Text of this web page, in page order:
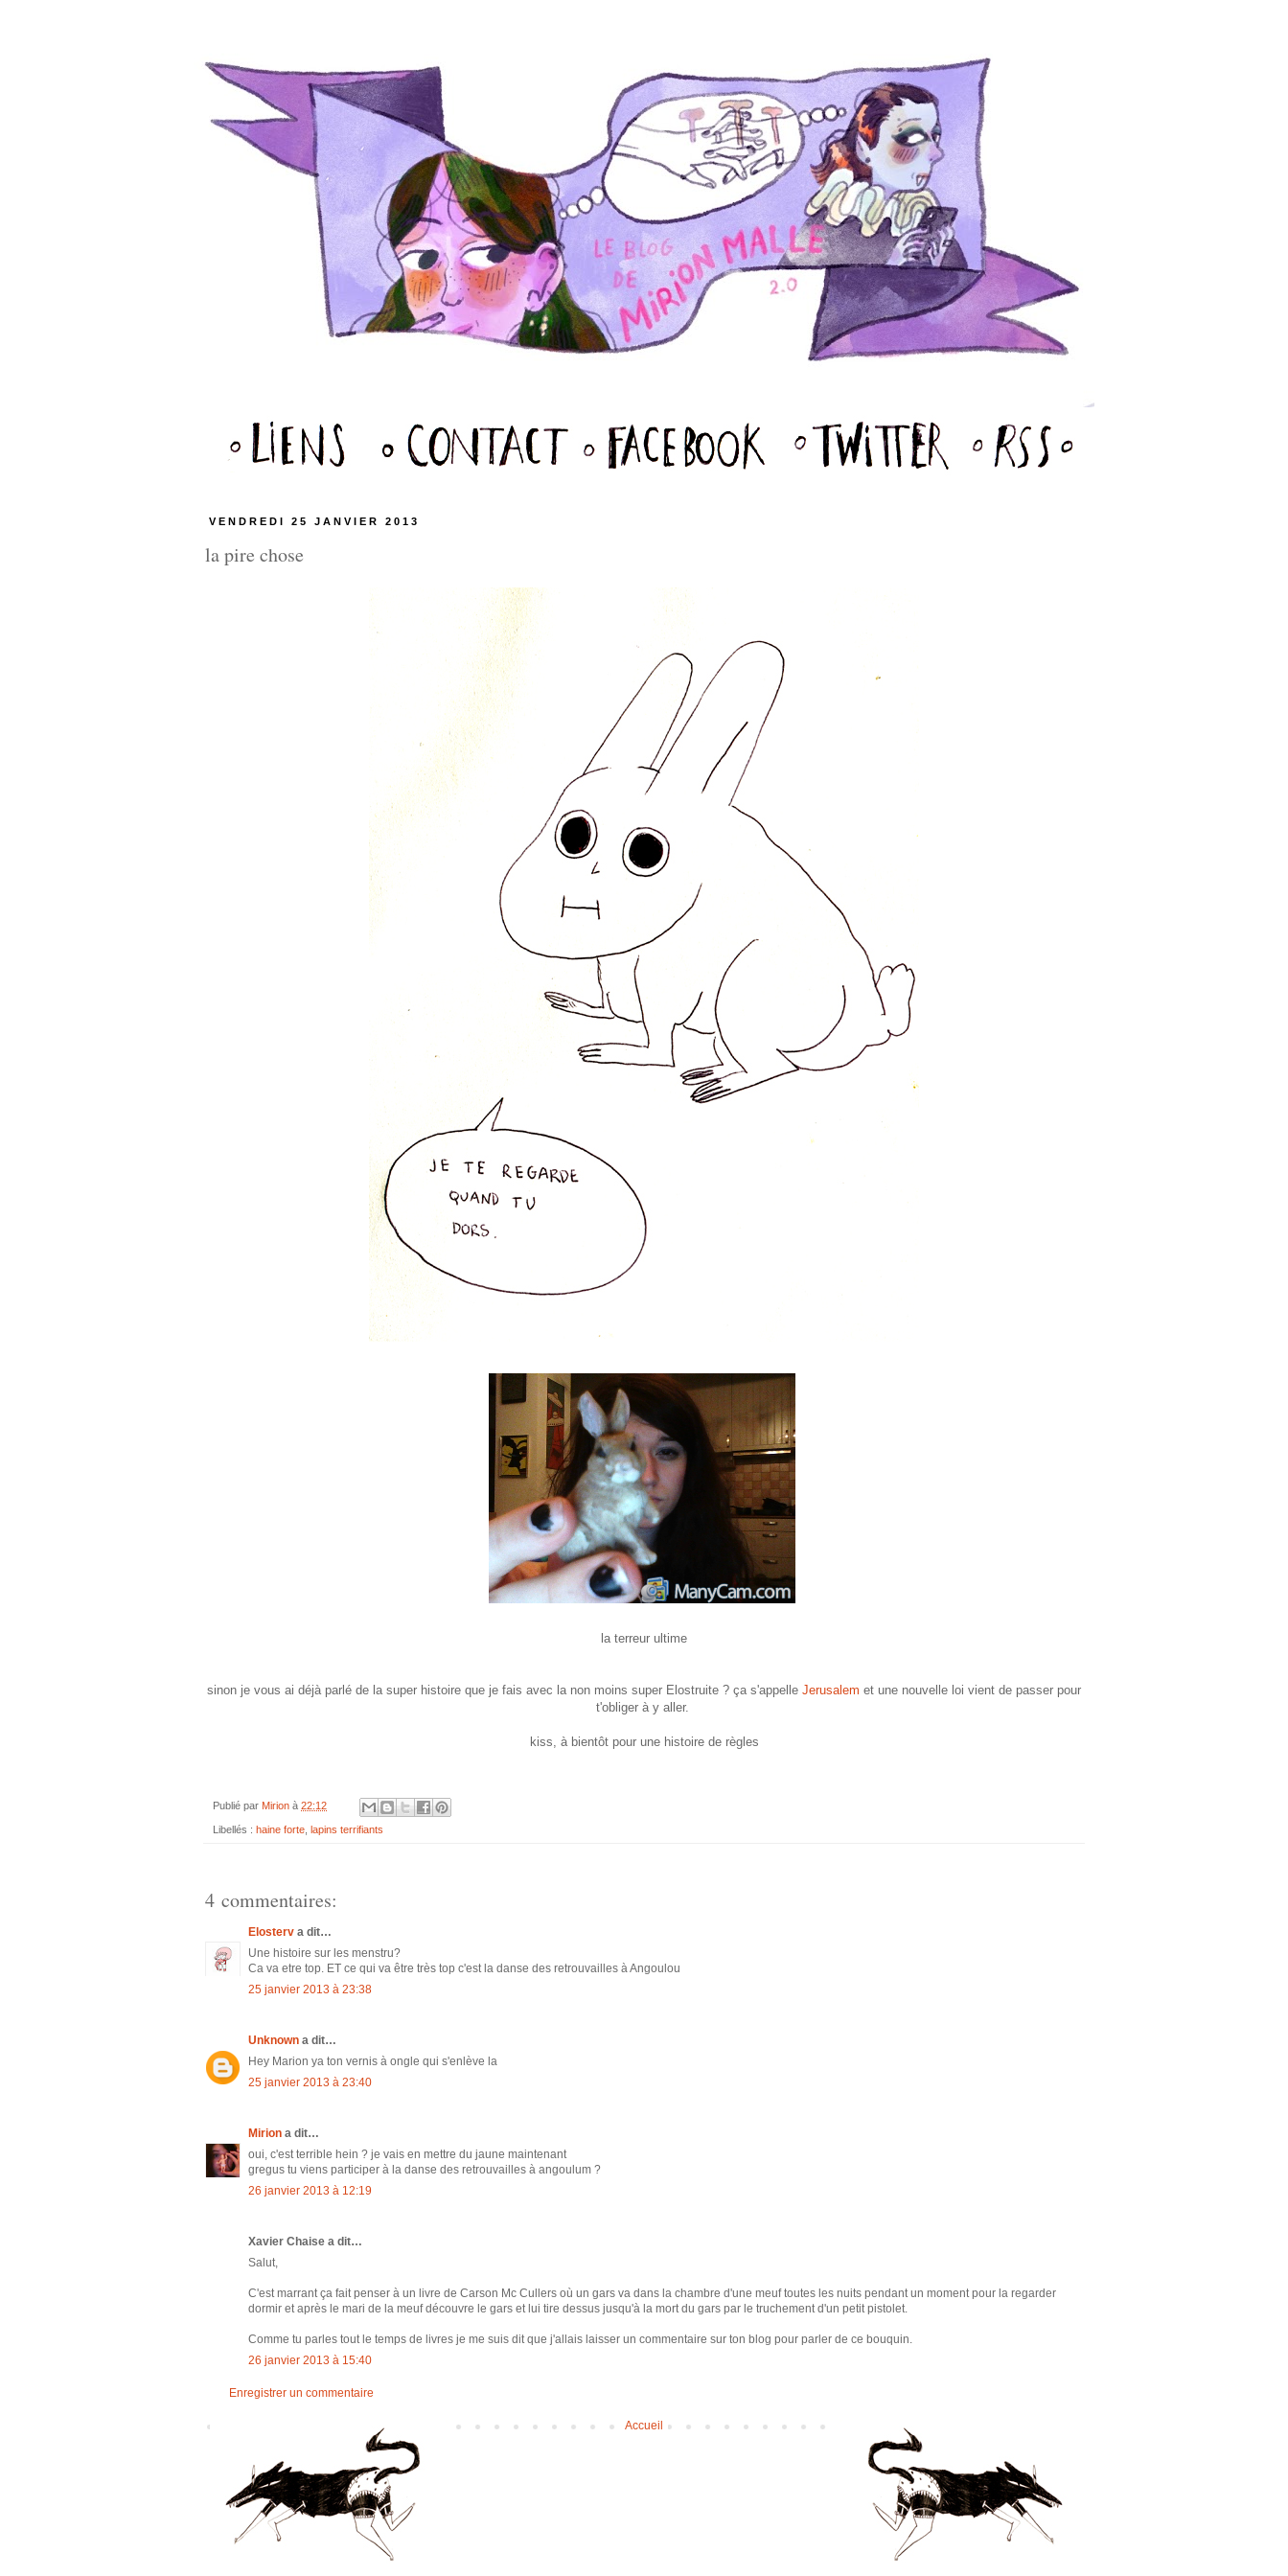
VENDREDI 25 JANVIER 2013
la pire chose
la terreur ultime
sinon je vous ai déjà parlé de la super histoire que je fais avec la non moins super Elostruite ? ça s'appelle Jerusalem et une nouvelle loi vient de passer pour
t'obliger à y aller.
kiss, à bientôt pour une histoire de règles
Publié par Mirion à 22:12
Libellés : haine forte lapins terrifiants
4 commentaires:
Elosterv a dit…
Une histoire sur les menstru?
Ca va etre top. ET ce qui va être très top c'est la danse des retrouvailles à Angoulou
25 janvier 2013 à 23:38
Unknown a dit…
Hey Marion ya ton vernis à ongle qui s'enlève la
25 janvier 2013 à 23:40
Mirion a dit…
oui, c'est terrible hein ? je vais en mettre du jaune maintenant
gregus tu viens participer à la danse des retrouvailles à angoulum ?
26 janvier 2013 à 12:19
Xavier Chaise a dit…
Salut,
C'est marrant ça fait penser à un livre de Carson Mc Cullers où un gars va dans la chambre d'une meuf toutes les nuits pendant un moment pour la regarder
dormir et après le mari de la meuf découvre le gars et lui tire dessus jusqu'à la mort du gars par le truchement d'un petit pistolet.
Comme tu parles tout le temps de livres je me suis dit que j'allais laisser un commentaire sur ton blog pour parler de ce bouquin.
26 janvier 2013 à 15:40
Enregistrer un commentaire
Accueil